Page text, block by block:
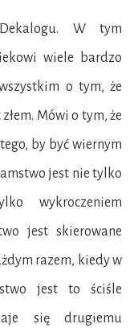
W tym
wiele bardzo
o tym, że
Mówi o tym, że
by być wiernym
jest nie tylko
wykroczeniem
jest skierowane
razem, kiedy w
jest to ściśle
się drugiemu